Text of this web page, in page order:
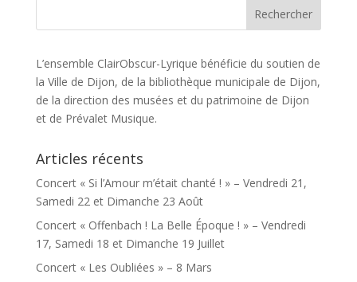
L’ensemble ClairObscur-Lyrique bénéficie du soutien de
la Ville de Dijon, de la bibliothèque municipale de Dijon,
de la direction des musées et du patrimoine de Dijon
et de Prévalet Musique.
Articles récents
Concert « Si l’Amour m’était chanté ! » – Vendredi 21,
Samedi 22 et Dimanche 23 Août
Concert « Offenbach ! La Belle Époque ! » – Vendredi
17, Samedi 18 et Dimanche 19 Juillet
Concert « Les Oubliées » – 8 Mars